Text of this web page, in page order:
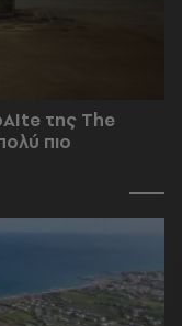
της The
πιο